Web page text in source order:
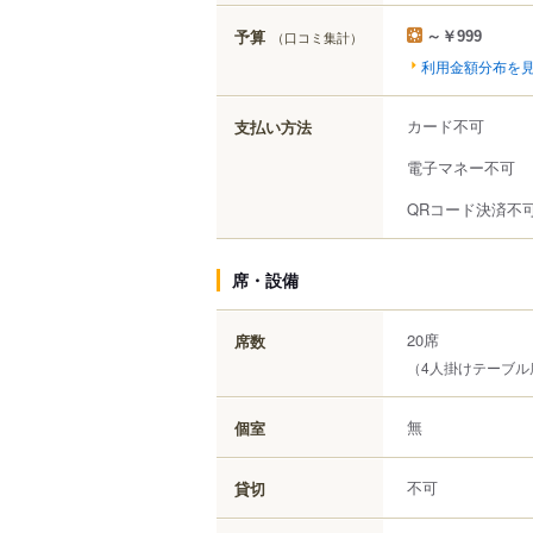
予算 （口コミ集計） ～￥999
利用金額分布を
支払い方法
カード不可
電子マネー不可
QRコード決済不
席・設備
席数 20席
（4人掛けテーブル
個室 無
貸切 不可